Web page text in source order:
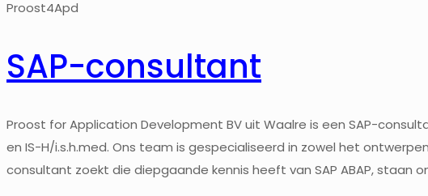
Proost4Apd
SAP-consultant
Proost for Application Development BV uit Waalre is een SAP-
en IS-H/i.s.h.med. Ons team is gespecialiseerd in zowel het
consultant zoekt die diepgaande kennis heeft van SAP ABAP, staan